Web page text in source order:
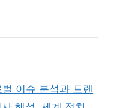
이슈 분석과 트렌